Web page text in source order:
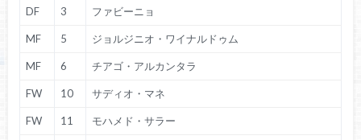
DF 3 ファビーニョ
MF 5 ジョルジニオ・ワイナルドゥム
MF 6 チアゴ・アルカンタラ
FW 10 サディオ・マネ
FW 11 モハメド・サラー